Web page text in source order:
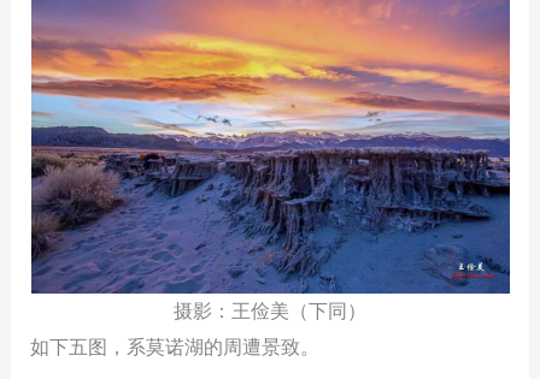
摄影：王俭美（下同）
如下五图，系莫诺湖的周遭景致。